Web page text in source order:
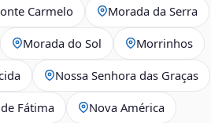
Carmelo Morada da Serra
Morada do Sol Morrinhos
Nossa Senhora das Graças
Fátima Nova América